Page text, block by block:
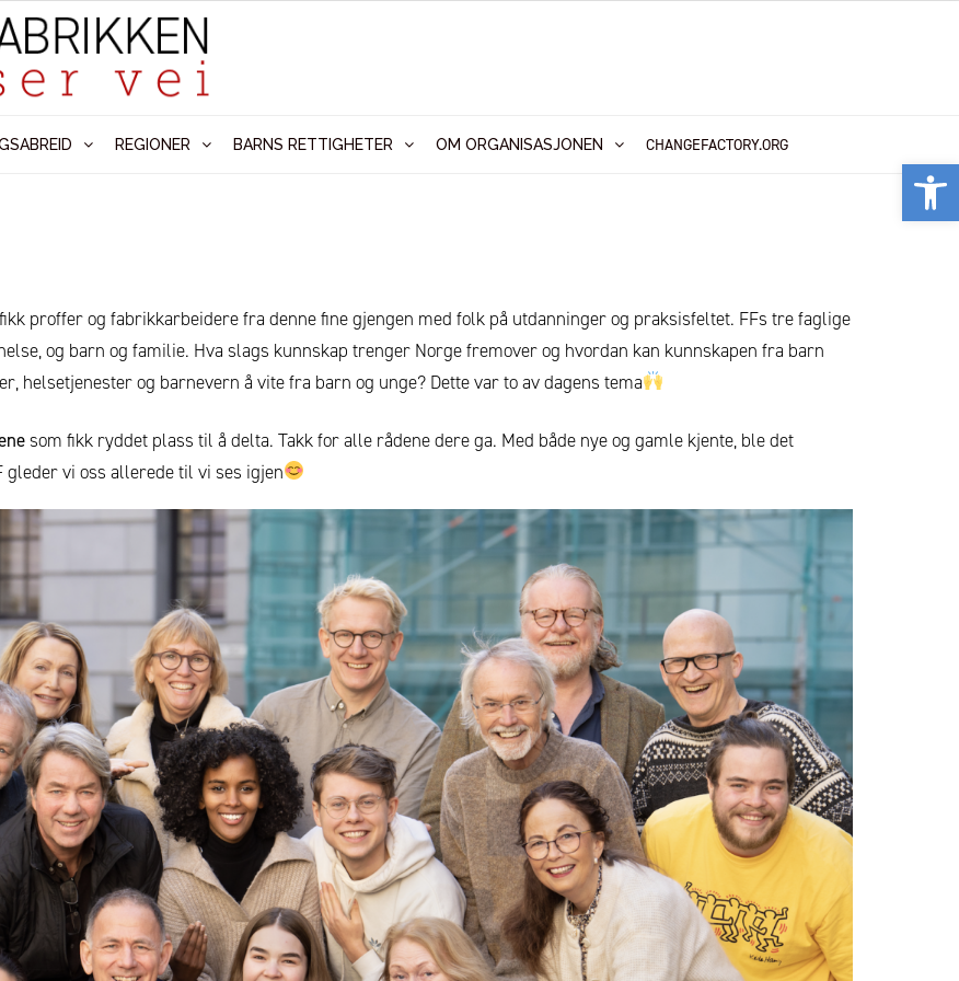
REGIONER BARNS RETTIGHETER OM ORGANISASJONEN CHANGEFACTORY.ORG
proffer og fabrikkarbeidere fra denne fine gjengen med folk på utdanninger og praksisfeltet. FFs tre faglige
og barn og familie. Hva slags kunnskap trenger Norge fremover og hvordan kan kunnskapen fra barn
helsetjenester og barnevern å vite fra barn og unge? Dette var to av dagens tema
som fikk ryddet plass til å delta. Takk for alle rådene dere ga. Med både nye og gamle kjente, ble det
vi oss allerede til vi ses igjen